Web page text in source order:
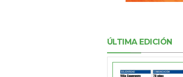
ÚLTIMA EDICIÓN